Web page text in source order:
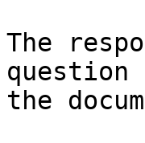
The
question
the